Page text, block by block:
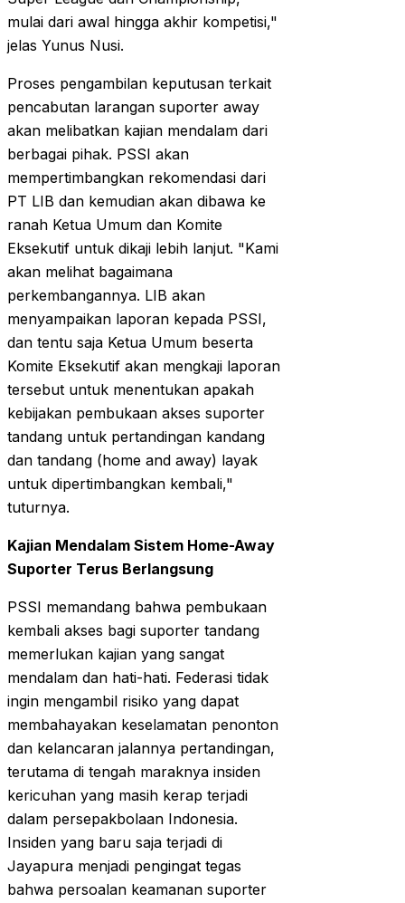
mulai dari awal hingga akhir kompetisi,"
jelas Yunus Nusi.
Proses pengambilan keputusan terkait
pencabutan larangan suporter away
akan melibatkan kajian mendalam dari
berbagai pihak. PSSI akan
mempertimbangkan rekomendasi dari
PT LIB dan kemudian akan dibawa ke
ranah Ketua Umum dan Komite
Eksekutif untuk dikaji lebih lanjut. "Kami
akan melihat bagaimana
perkembangannya. LIB akan
menyampaikan laporan kepada PSSI,
dan tentu saja Ketua Umum beserta
Komite Eksekutif akan mengkaji laporan
tersebut untuk menentukan apakah
kebijakan pembukaan akses suporter
tandang untuk pertandingan kandang
dan tandang (home and away) layak
untuk dipertimbangkan kembali,"
tuturnya.
Kajian Mendalam Sistem Home-Away
Suporter Terus Berlangsung
PSSI memandang bahwa pembukaan
kembali akses bagi suporter tandang
memerlukan kajian yang sangat
mendalam dan hati-hati. Federasi tidak
ingin mengambil risiko yang dapat
membahayakan keselamatan penonton
dan kelancaran jalannya pertandingan,
terutama di tengah maraknya insiden
kericuhan yang masih kerap terjadi
dalam persepakbolaan Indonesia.
Insiden yang baru saja terjadi di
Jayapura menjadi pengingat tegas
bahwa persoalan keamanan suporter